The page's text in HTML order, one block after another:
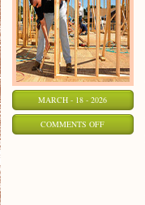
MARCH - 18 - 2026
COMMENTS OFFON